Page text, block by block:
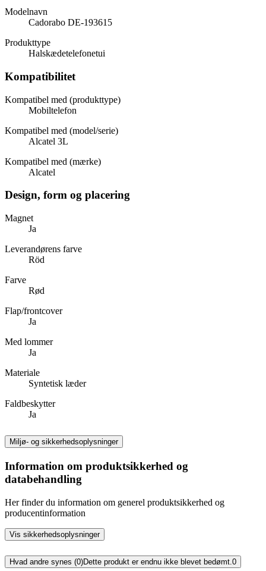
Modelnavn
Cadorabo DE-193615
Produkttype
Halskædetelefonetui
Kompatibilitet
Kompatibel med (produkttype)
Mobiltelefon
Kompatibel med (model/serie)
Alcatel 3L
Kompatibel med (mærke)
Alcatel
Design, form og placering
Magnet
Ja
Leverandørens farve
Röd
Farve
Rød
Flap/frontcover
Ja
Med lommer
Ja
Materiale
Syntetisk læder
Faldbeskytter
Ja
Miljø- og sikkerhedsoplysninger
Information om produktsikkerhed og
databehandling
Her finder du information om generel produktsikkerhed og
producentinformation
Vis sikkerhedsoplysninger
Hvad andre synes (0)Dette produkt er endnu ikke blevet bedømt.0